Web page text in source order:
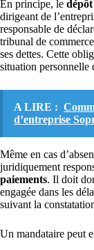
En principe, le
dirigeant de
responsable de
tribunal de
ses dettes. Cette
situation personnelle
A LIRE :
d’entreprise
Même en cas
juridiquement
paiements. Il doit
engagée dans les
suivant la
Un mandataire peut